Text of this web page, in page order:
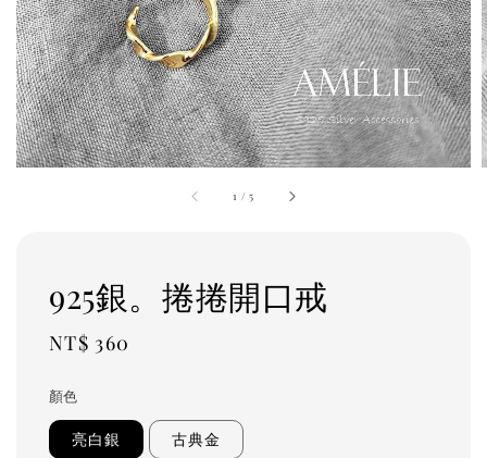
1 /5
925銀。捲捲開口戒
Regular
NT$ 360
顏色
亮白銀 古典金